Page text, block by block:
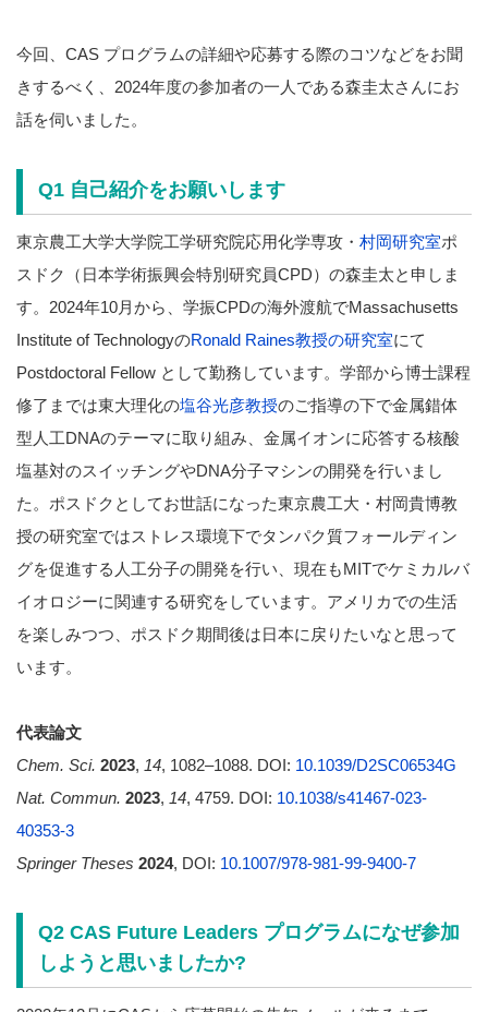
今回、CAS プログラムの詳細や応募する際のコツなどをお聞
きするべく、2024年度の参加者の一人である森圭太さんにお
話を伺いました。
Q1 自己紹介をお願いします
東京農工大学大学院工学研究院応用化学専攻・ 村岡研究室ポ
スドク（日本学術振興会特別研究員CPD）の森圭太と申しま
す。2024年10月から、学振CPDの海外渡航でMassachusetts
Institute of TechnologyのRonald Raines教授の研究室にて
Postdoctoral Fellow として勤務しています。学部から博士課程
修了までは東大理化の塩谷光彦教授のご指導の下で金属錯体
型人工DNAのテーマに取り組み、金属イオンに応答する核酸
塩基対のスイッチングやDNA分子マシンの開発を行いまし
た。ポスドクとしてお世話になった東京農工大・村岡貴博教
授の研究室ではストレス環境下でタンパク質フォールディン
グを促進する人工分子の開発を行い、現在もMITでケミカルバ
イオロジーに関連する研究をしています。アメリカでの生活
を楽しみつつ、ポスドク期間後は日本に戻りたいなと思って
います。
代表論文
Chem. Sci. 2023, 14, 1082–1088. DOI: 10.1039/D2SC06534G
Nat. Commun. 2023, 14, 4759. DOI: 10.1038/s41467-023-
40353-3
Springer Theses 2024, DOI: 10.1007/978-981-99-9400-7
Q2 CAS Future Leaders プログラムになぜ参加
しようと思いましたか?